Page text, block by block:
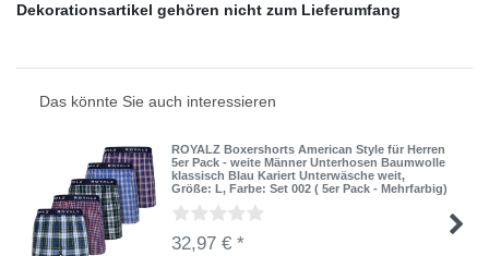
Dekorationsartikel gehören nicht zum Lieferumfang
Das könnte Sie auch interessieren
ROYALZ Boxershorts American Style für Herren
5er Pack - weite Männer Unterhosen Baumwolle
klassisch Blau Kariert Unterwäsche weit,
Größe: L, Farbe: Set 002 ( 5er Pack - Mehrfarbig)
32,97 € *